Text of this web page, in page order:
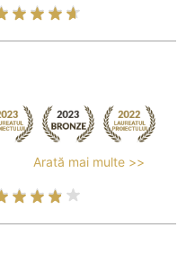
Arată mai multe >>